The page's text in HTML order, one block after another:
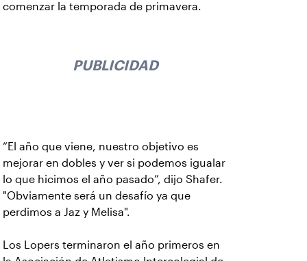
comenzar la temporada de primavera.
PUBLICIDAD
“El año que viene, nuestro objetivo es
mejorar en dobles y ver si podemos igualar
lo que hicimos el año pasado”, dijo Shafer.
"Obviamente será un desafío ya que
perdimos a Jaz y Melisa".
Los Lopers terminaron el año primeros en